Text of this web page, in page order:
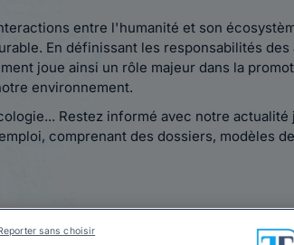
entre l'humanité et son
En définissant les responsabilités
joue ainsi un rôle majeur dans la
environnement.
Restez informé avec notre
comprenant des dossiers, modèles
sans choisir